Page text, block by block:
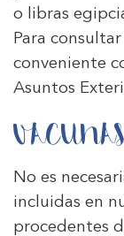
o libras
Para
conveniente
Asuntos
VACUNAS
No es
incluidas en
procedentes